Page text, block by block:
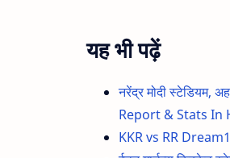
यह भी पढ़ें
नरेंद्र मोदी
Report & Stats In
KKR vs RR